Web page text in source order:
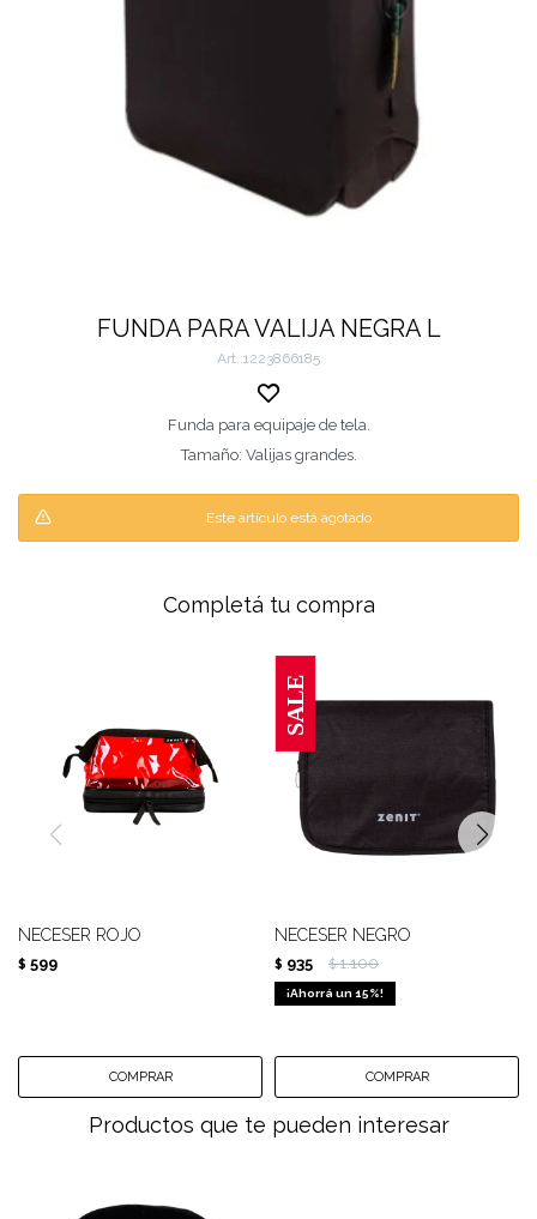
FUNDA PARA VALIJA NEGRA L
1223866185
Funda para equipaje de tela.
Tamaño: Valijas grandes.
Este artículo está agotado.
Completá tu compra
NECESER ROJO
$ 599
NECESER NEGRO
$ 935 $ 1.100
15
Productos que te pueden interesar